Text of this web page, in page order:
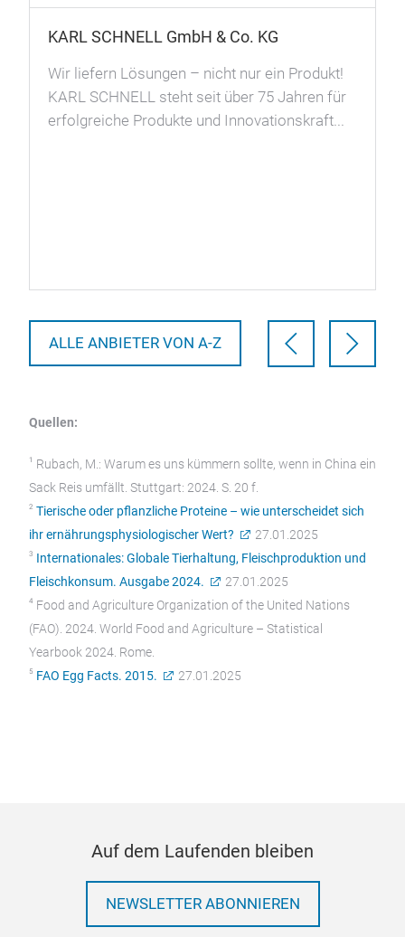
KARL SCHNELL GmbH & Co. KG
Wir liefern Lösungen – nicht nur ein Produkt!
KARL SCHNELL steht seit über 75 Jahren für
erfolgreiche Produkte und Innovationskraft...
ALLE ANBIETER VON A-Z
Quellen:
1
Rubach, M.: Warum es uns kümmern sollte, wenn in China ein
Sack Reis umfällt. Stuttgart: 2024. S. 20 f.
2 Tierische oder pflanzliche Proteine – wie unterscheidet sich
ihr ernährungsphysiologischer Wert?
27.01.2025
3 Internationales: Globale Tierhaltung, Fleischproduktion und
Fleischkonsum. Ausgabe 2024.
27.01.2025
4 Food and Agriculture Organization of the United Nations
(FAO). 2024. World Food and Agriculture – Statistical
Yearbook 2024. Rome.
5 FAO Egg Facts. 2015. 27.01.2025
Auf dem Laufenden bleiben
NEWSLETTER ABONNIEREN